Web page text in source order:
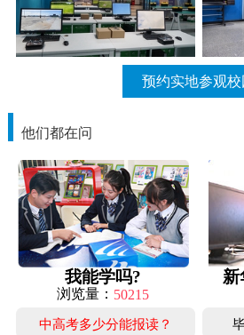
预约实地参观校
他们都在问
我能学吗?
浏览量： 50215
新
中高考多少分能报读？